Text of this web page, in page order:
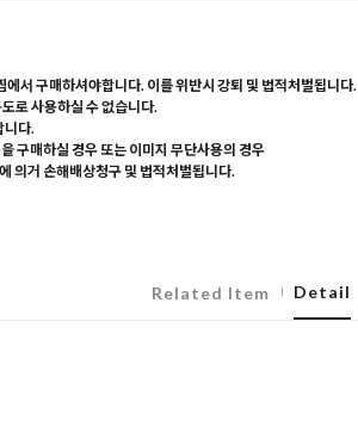
서 구매하셔야합니다. 이를 위반시 강퇴 및 법적처벌됩니다.
로 사용하실 수 없습니다.
니다.
구매하실 경우 또는 이미지 무단사용의 경우
의거 손해배상청구 및 법적처벌됩니다.
Related Item Detail